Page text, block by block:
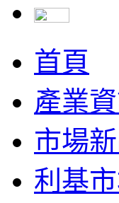
首頁
產業
市場
利基